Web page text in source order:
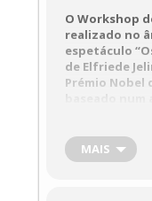
O Workshop
realizado no
espetáculo
de Elfriede
Prémio Nobel
Europa. Este
MAIS